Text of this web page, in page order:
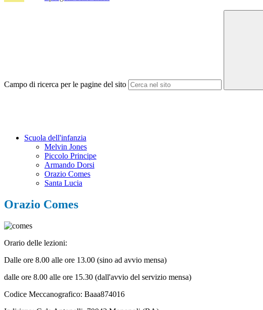
Campo di ricerca per le pagine del sito
Scuola dell'infanzia
Melvin Jones
Piccolo Principe
Armando Dorsi
Orazio Comes
Santa Lucia
Orazio Comes
Orario delle lezioni:
Dalle ore 8.00 alle ore 13.00 (sino ad avvio mensa)
dalle ore 8.00 alle ore 15.30 (dall'avvio del servizio mensa)
Codice Meccanografico: Baaa874016